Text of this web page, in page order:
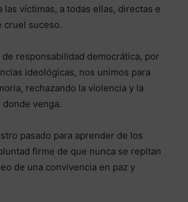
las víctimas, a todas ellas, directas e
cruel suceso.
responsabilidad democrática, por
ideológicas, nos unimos para
rechazando la violencia y la
venga.
pasado para aprender de los
firme de que nunca se repitan
de una convivencia en paz y